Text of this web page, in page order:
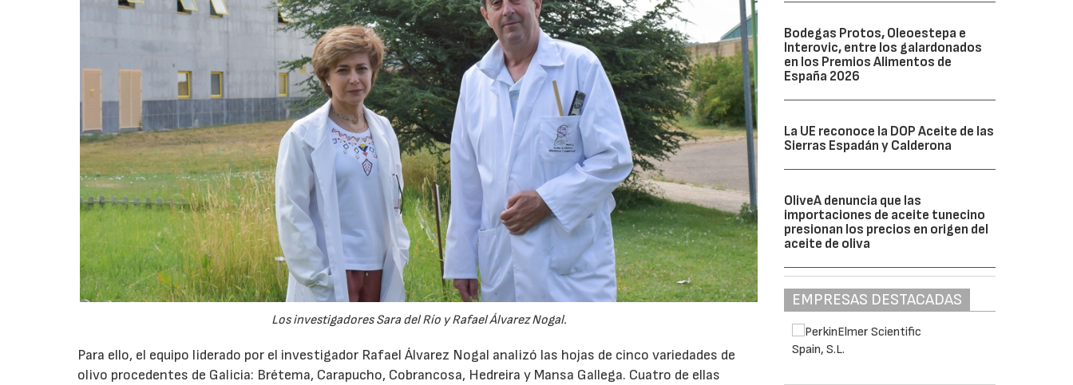
Los investigadores Sara del Río y Rafael Álvarez Nogal.
Para ello, el equipo liderado por el investigador Rafael Álvarez Nogal analizó las hojas de cinco variedades de
olivo procedentes de Galicia: Brétema, Carapucho, Cobrancosa, Hedreira y Mansa Gallega. Cuatro de ellas
Bodegas Protos, Oleoestepa e
Interovic, entre los galardonados
en los Premios Alimentos de
España 2026
La UE reconoce la DOP Aceite de las
Sierras Espadán y Calderona
OliveA denuncia que las
importaciones de aceite tunecino
presionan los precios en origen del
aceite de oliva
EMPRESAS DESTACADAS